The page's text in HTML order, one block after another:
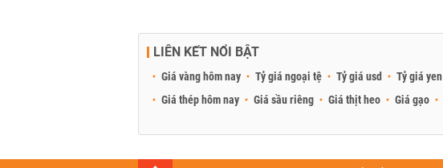
LIÊN KẾT NỔI BẬT
Giá vàng hôm nay Tỷ giá ngoại tệ Tỷ giá usd Tỷ giá yen
Giá thép hôm nay
Giá sầu riêng Giá thịt heo Giá gạo